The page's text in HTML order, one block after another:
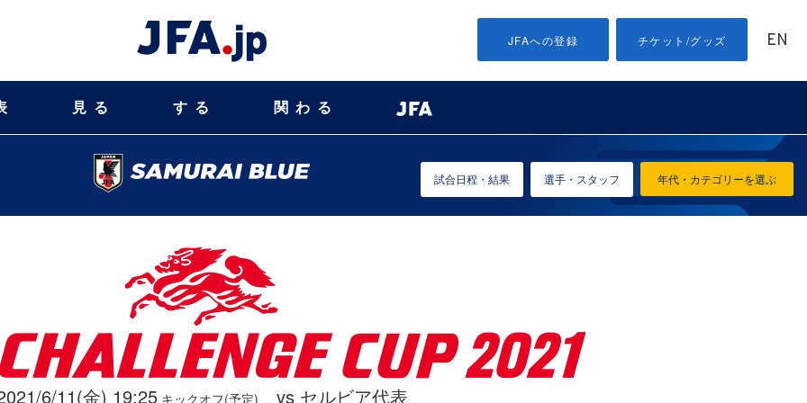
JFAへの登録 チケット/グッズ EN
見る する 関わる
年代・カテゴリーを選ぶ
試合日程・結果 選手・スタッフ
6/11(金) 19:25キックオフ(予定) vs セルビア代表